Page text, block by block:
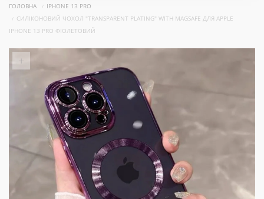
ГОЛОВНА
IPHONE 13 PRO
СИЛІКОНОВИЙ ЧОХОЛ "TRANSPARENT PLATING" WITH MAGSAFE ДЛЯ APPLE
IPHONE 13 PRO ФІОЛЕТОВИЙ
+